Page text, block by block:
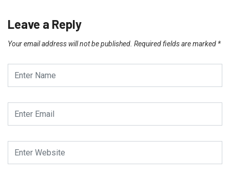
Leave a Reply
Your email address will not be published. Required fields are marked *